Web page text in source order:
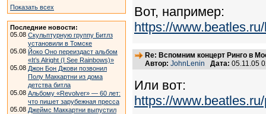
Показать всех
Последние новости:
05.08 Скульптурную группу Битлз
установили в Томске
05.08 Йоко Оно переиздаст альбом
«It’s Alright (I See Rainbows)»
05.08 Джон Бон Джови позвонил
Полу Маккартни из дома
детства битла
05.08 Альбому «Revolver» — 60 лет:
что пишет зарубежная пресса
05.08 Джеймс Маккартни выпустил
Вот, например:
https://
Re: Вспомним концерт Ринго в
Автор: JohnLenin Дата: 05.11.05
Или вот:
https://